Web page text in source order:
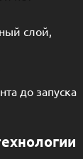
слой,
до запуска